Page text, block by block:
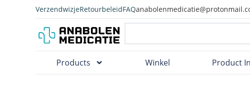
VerzendwizjeRetourbeleidFAQ
Products Winkel Product